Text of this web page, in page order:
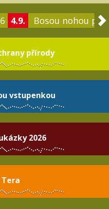
4.9. Bosou nohou po
přírody
vstupenkou
2026